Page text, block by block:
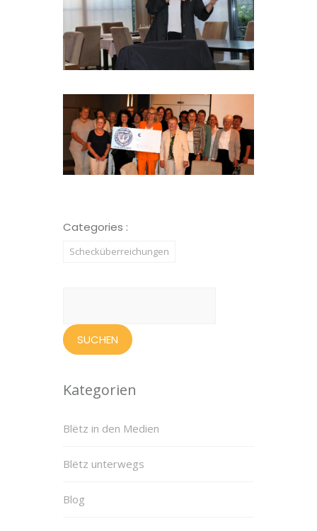
Categories :
Schecküberreichungen
Kategorien
Blëtz in den Medien
Blëtz unterwegs
Blog